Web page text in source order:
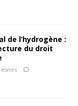
de l’hydrogène :
du droit